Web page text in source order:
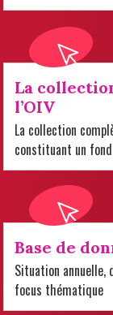
La
l’OIV
La collection
constituant un
Base de
Situation annuelle,
focus thématique